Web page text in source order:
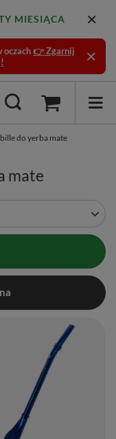
MIESIĄCA
oczach 👉 Zgarnij
do yerba mate
mate